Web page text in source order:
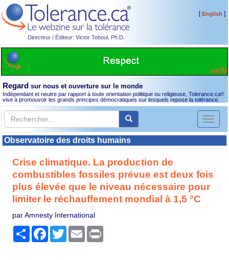
Directeur / Éditeur: Victor Teboul, Ph.D.
[English ]
Regard sur nous et ouverture sur le monde
Indépendant et neutre par rapport à toute orientation politique ou religieuse, Tolerance.ca®
vise à promouvoir les grands principes démocratiques sur lesquels repose la tolérance.
Toggle
Observatoire des droits humains
Crise climatique. La production de
combustibles fossiles prévue est deux fois
plus élevée que le niveau nécessaire pour
limiter le réchauffement mondial à 1,5 °C
par Amnesty International
PartagerFacebook
TwitterEmail